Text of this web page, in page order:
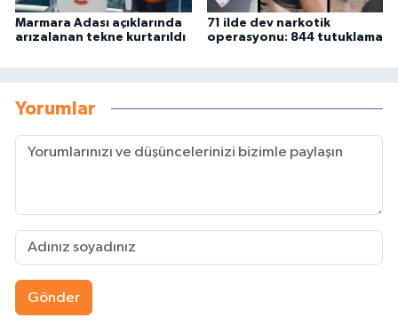
Marmara Adası açıklarında
arızalanan tekne kurtarıldı
71 ilde dev narkotik
operasyonu: 844 tutuklama
Yorumlar
Gönder